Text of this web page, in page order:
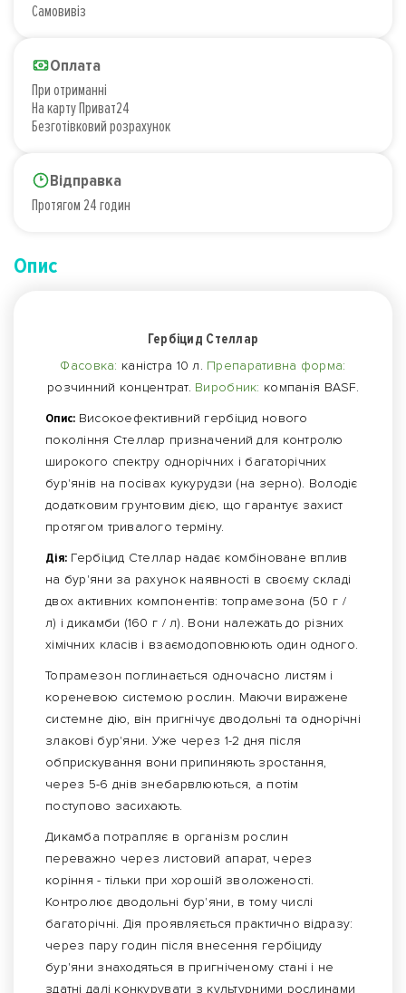
Самовивіз
Оплата
При отриманні
На карту Приват24
Безготівковий розрахунок
Відправка
Протягом 24 годин
Опис
Гербіцид Стеллар
Фасовка: каністра 10 л. Препаративна форма:
розчинний концентрат. Виробник: компанія BASF.
Опис: Високоефективний гербіцид нового
покоління Стеллар призначений для контролю
широкого спектру однорічних і багаторічних
бур'янів на посівах кукурудзи (на зерно). Володіє
додатковим грунтовим дією, що гарантує захист
протягом тривалого терміну.
Дія: Гербіцид Стеллар надає комбіноване вплив
на бур'яни за рахунок наявності в своєму складі
двох активних компонентів: топрамезона (50 г /
л) і дикамби (160 г / л). Вони належать до різних
хімічних класів і взаємодоповнюють один одного.
Топрамезон поглинається одночасно листям і
кореневою системою рослин. Маючи виражене
системне дію, він пригнічує дводольні та однорічні
злакові бур'яни. Уже через 1-2 дня після
обприскування вони припиняють зростання,
через 5-6 днів знебарвлюються, а потім
поступово засихають.
Дикамба потрапляє в організм рослин
переважно через листовий апарат, через
коріння - тільки при хорошій зволоженості.
Контролює дводольні бур'яни, в тому числі
багаторічні. Дія проявляється практично відразу:
через пару годин після внесення гербіциду
бур'яни знаходяться в пригніченому стані і не
здатні далі конкурувати з культурними рослинами